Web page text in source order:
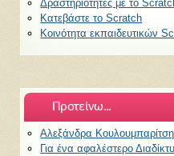
Δραστηριότητες με το
Κατεβάστε το Scratch
Κοινότητα εκπαιδευτικών
Προτείνω...
Αλεξάνδρα Κουλουμπαρίτση
Για ένα αφαλέστερο